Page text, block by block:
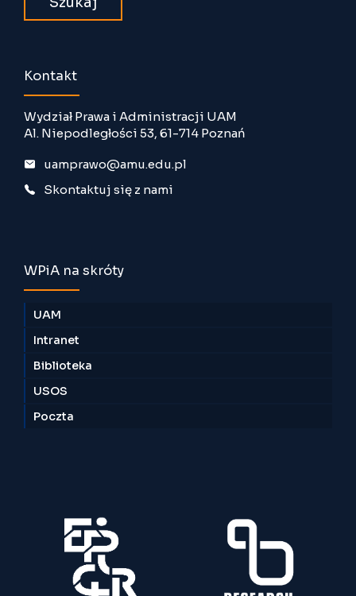
Kontakt
Wydział Prawa i Administracji UAM
Al. Niepodległości 53, 61-714 Poznań
uamprawo@amu.edu.pl
Skontaktuj się z nami
WPiA na skróty
UAM
Intranet
Biblioteka
USOS
Poczta